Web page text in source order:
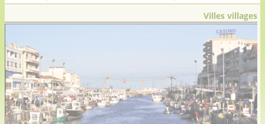
Villes villages